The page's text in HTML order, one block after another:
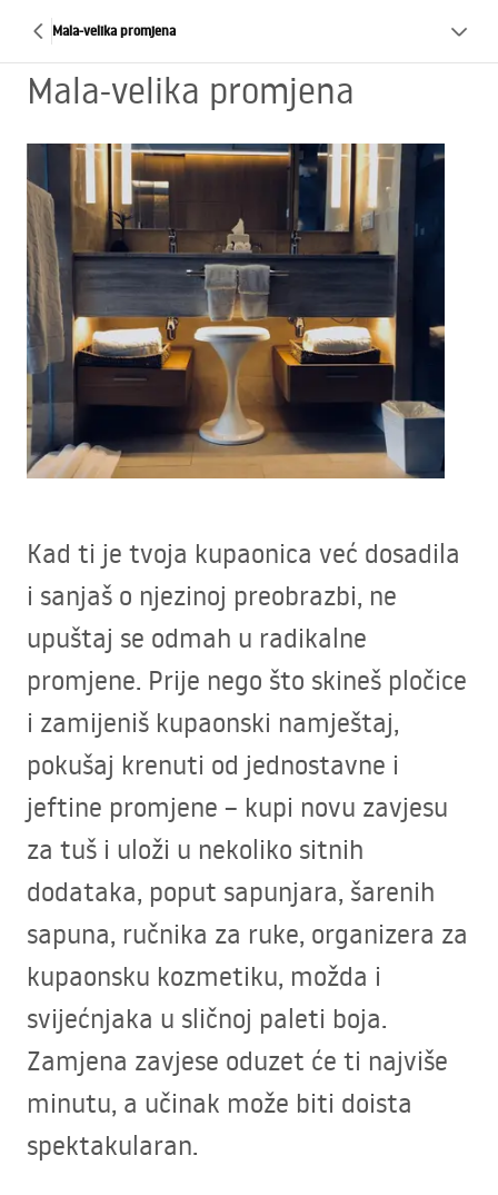
Mala-velika promjena
Mala-velika promjena
Kad ti je tvoja kupaonica već dosadila
i sanjaš o njezinoj preobrazbi, ne
upuštaj se odmah u radikalne
promjene. Prije nego što skineš pločice
i zamijeniš kupaonski namještaj,
pokušaj krenuti od jednostavne i
jeftine promjene – kupi novu zavjesu
za tuš i uloži u nekoliko sitnih
dodataka, poput sapunjara, šarenih
sapuna, ručnika za ruke, organizera za
kupaonsku kozmetiku, možda i
svijećnjaka u sličnoj paleti boja.
Zamjena zavjese oduzet će ti najviše
minutu, a učinak može biti doista
spektakularan.